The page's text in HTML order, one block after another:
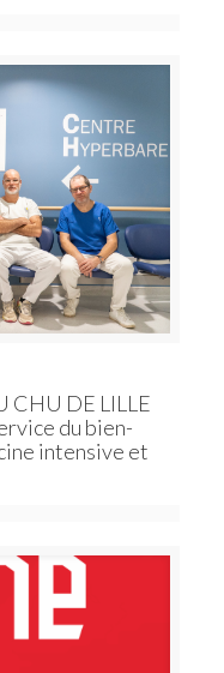
CHU DE LILLE
du bien-
intensive et